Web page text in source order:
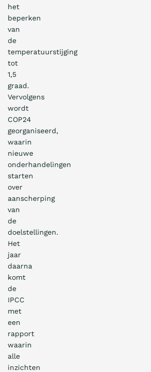
het
beperken
van
de
temperatuurstijging
tot
1,5
graad.
Vervolgens
wordt
COP24
georganiseerd,
waarin
nieuwe
onderhandelingen
starten
over
aanscherping
van
de
doelstellingen.
Het
jaar
daarna
komt
de
IPCC
met
een
rapport
waarin
alle
inzichten